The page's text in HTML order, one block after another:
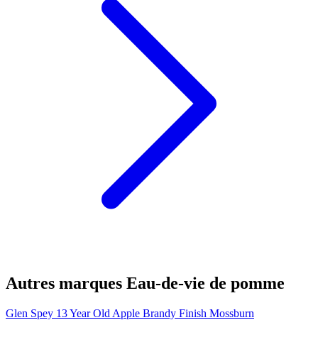
Autres marques Eau-de-vie de pomme
Glen Spey 13 Year Old Apple Brandy Finish Mossburn